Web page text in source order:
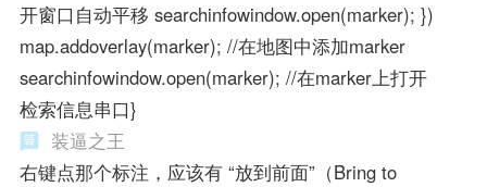
开窗口自动平移 searchinfowindow.open(marker); })
map.addoverlay(marker); //在地图中添加marker
searchinfowindow.open(marker); //在marker上打开
检索信息串口}
装逼之王
右键点那个标注，应该有 “放到前面”（Bring to